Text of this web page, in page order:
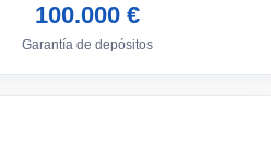
100.000 €
Garantía de depósitos